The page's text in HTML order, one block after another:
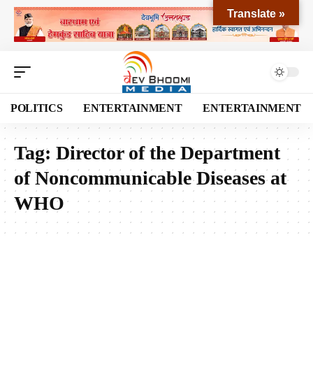
POLITICS ENTERTAINMENT ENTERTAINMENT
Tag: Director of the Department
of Noncommunicable Diseases at
WHO
Translate »